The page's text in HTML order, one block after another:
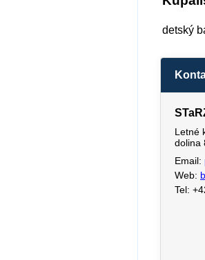
detský
Letné
dolina
Email:
Web:
Tel: